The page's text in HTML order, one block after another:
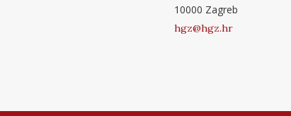
10000 Zagreb
hgz@hgz.hr